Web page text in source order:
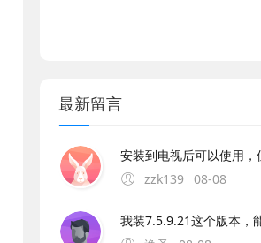
最新留言
zzk139 08-08